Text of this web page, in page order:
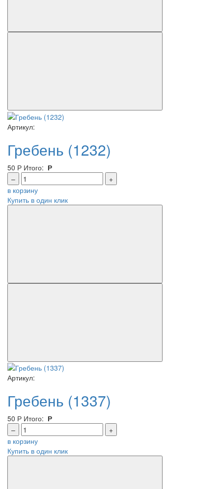
Артикул:
Гребень (1232)
50 Р Итого: Р
–
+
в корзину
Купить в один клик
Артикул:
Гребень (1337)
50 Р Итого: Р
–
+
в корзину
Купить в один клик